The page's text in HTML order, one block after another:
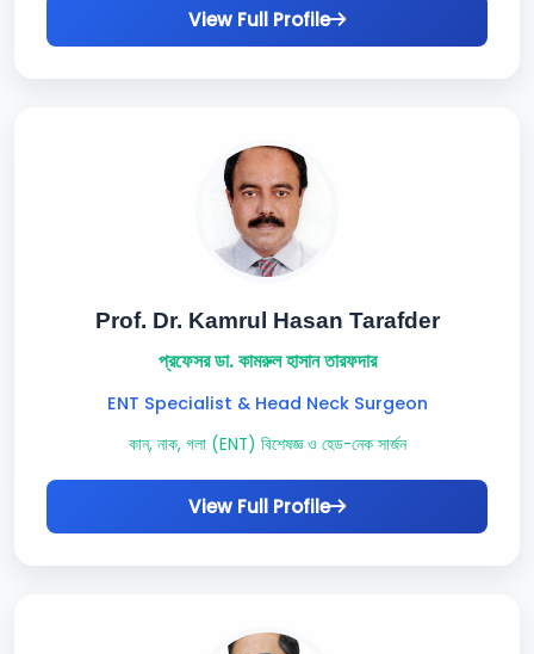
View Full Profile
Prof. Dr. Kamrul Hasan Tarafder
প্রফেসর ডা. কামরুল হাসান তারফদার
ENT Specialist & Head Neck Surgeon
কান, নাক, গলা (ENT) বিশেষজ্ঞ ও হেড-নেক সার্জন
View Full Profile